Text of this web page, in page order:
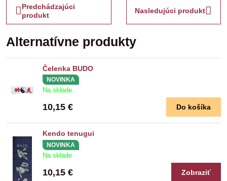
Predchádzajúci
produkt
Nasledujúci produkt
Alternatívne produkty
Čelenka BUDO
NOVINKA
Na sklade
10,15 € Do košíka
Kendo tenugui
NOVINKA
Na sklade
10,15 € Zobraziť